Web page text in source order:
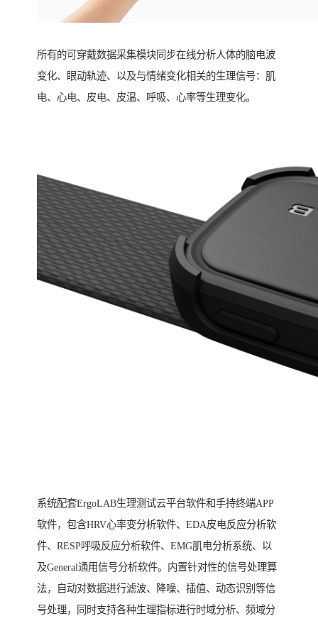
所有的可穿戴数据采集模块同步在线分析人体的脑电波
变化、眼动轨迹、以及与情绪变化相关的生理信号：肌
电、心电、皮电、皮温、呼吸、心率等生理变化。
系统配套ErgoLAB生理测试云平台软件和手持终端APP
软件，包含HRV心率变分析软件、EDA皮电反应分析软
件、RESP呼吸反应分析软件、EMG肌电分析系统、以
及General通用信号分析软件。内置针对性的信号处理算
法，自动对数据进行滤波、降噪、插值、动态识别等信
号处理，同时支持各种生理指标进行时域分析、频域分